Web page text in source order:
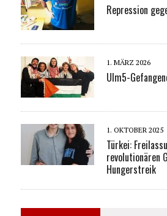
Repression
1. MÄRZ 2026
Ulm5-
1. OKTOBER 2025
Türkei:
revolutionären
Hungerstreik